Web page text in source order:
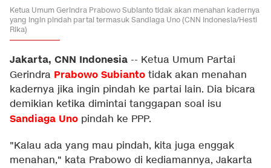
Ketua Umum Gerindra Prabowo Subianto tidak akan menahan kadernya
yang ingin pindah partai termasuk Sandiaga Uno (CNN Indonesia/Hesti
Rika)
Jakarta, CNN Indonesia -- Ketua Umum Partai
Gerindra Prabowo Subianto tidak akan menahan
kadernya jika ingin pindah ke partai lain. Dia bicara
demikian ketika dimintai tanggapan soal isu
Sandiaga Uno pindah ke PPP.
"Kalau ada yang mau pindah, kita juga enggak
menahan," kata Prabowo di kediamannya, Jakarta